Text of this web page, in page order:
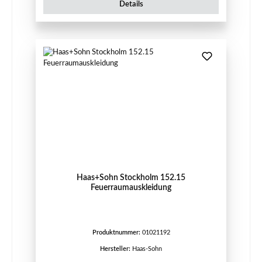
Details
Haas+Sohn Stockholm 152.15
Feuerraumauskleidung
Produktnummer: 01021192
Hersteller: Haas-Sohn